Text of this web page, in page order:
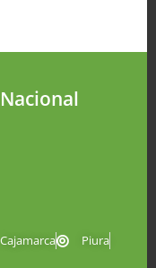
Cajamarca
Piura